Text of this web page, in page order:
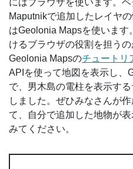
にはブラウザを使います。
Maputnikで追加したレイヤ
はGeolonia Mapsを使いま
けるブラウザの役割を担うの
Geolonia Mapsのチュートリ
APIを使って地図を表示し、
で、男木島の電柱を表示す
しました。ぜひみなさんが
て、自分で追加した地物が
みてください。